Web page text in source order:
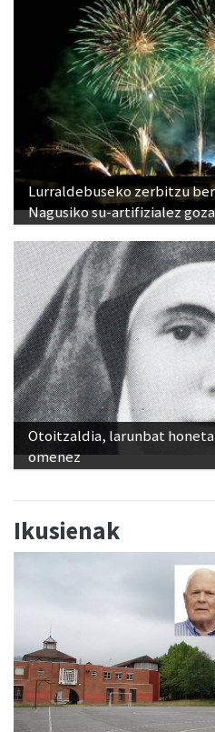
Lurraldebuseko zerbitzu
Nagusiko su-artifizialez
Otoitzaldia, larunbat
omenez